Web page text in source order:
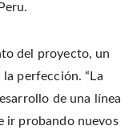
del proyecto, un
perfección. “La
de una línea
ir probando nuevos